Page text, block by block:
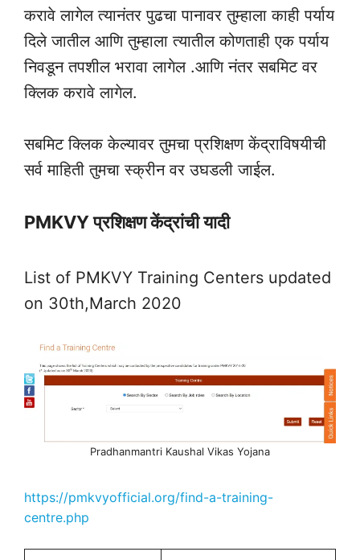
करावे लागेल त्यानंतर पुढचा पानावर तुम्हाला काही पर्याय
दिले जातील आणि तुम्हाला त्यातील कोणताही एक पर्याय
निवडून तपशील भरावा लागेल .आणि नंतर सबमिट वर
क्लिक करावे लागेल.
सबमिट क्लिक केल्यावर तुमचा प्रशिक्षण केंद्राविषयीची
सर्व माहिती तुमचा स्क्रीन वर उघडली जाईल.
PMKVY प्रशिक्षण केंद्रांची यादी
List of PMKVY Training Centers updated
on 30th,March 2020
Pradhanmantri Kaushal Vikas Yojana
https://pmkvyofficial.org/find-a-training-
centre.php